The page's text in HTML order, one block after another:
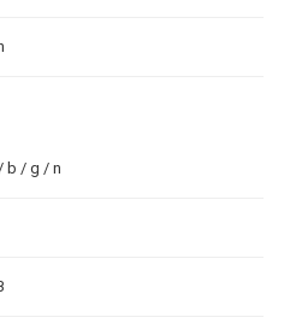
b / g / n